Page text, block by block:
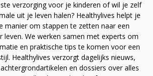
verzorging voor je kinderen of wil je zelf
uit je leven halen? Healthylives helpt je
manier om stappen te zetten naar een
leven. We werken samen met experts om
en praktische tips te komen voor een
Healthylives verzorgt dagelijks nieuws,
en dossiers over alles